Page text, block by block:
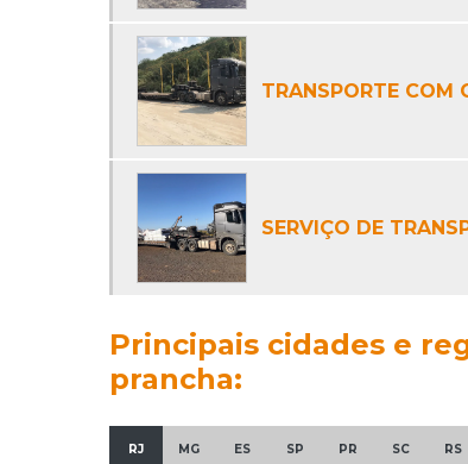
TRANSPORTE COM
SERVIÇO DE
Principais cidades e
prancha:
RJ MG ES SP PR SC RS